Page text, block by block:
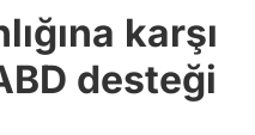
karşı
desteği